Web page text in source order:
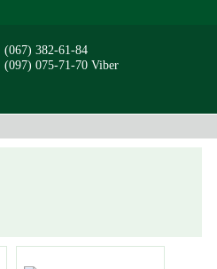
(067) 382-61-84
(097) 075-71-70 Viber